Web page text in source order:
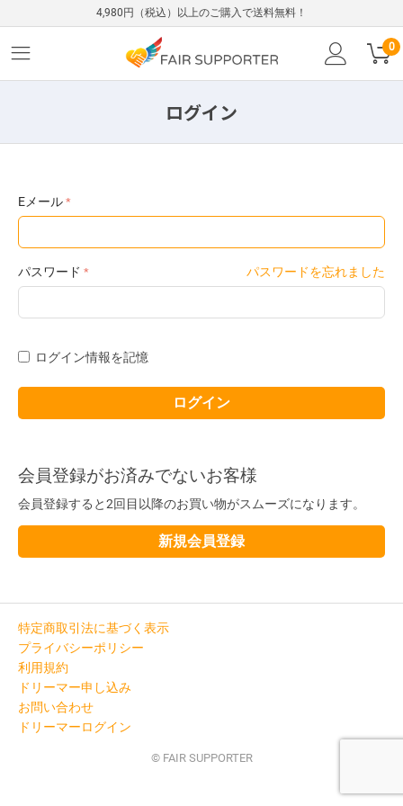
4,980円（税込）以上のご購入で送料無料！
0
ログイン
Eメール
パスワード パスワードを忘れました
ログイン情報を記憶
ログイン
会員登録がお済みでないお客様
会員登録すると2回目以降のお買い物がスムーズになります。
新規会員登録
特定商取引法に基づく表示
プライバシーポリシー
利用規約
ドリーマー申し込み
お問い合わせ
ドリーマーログイン
© FAIR SUPPORTER